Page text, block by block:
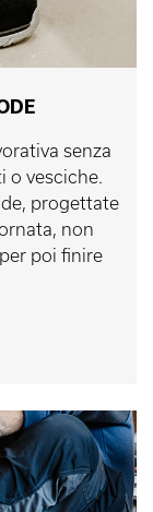
senza
o vesciche.
progettate
non
poi finire